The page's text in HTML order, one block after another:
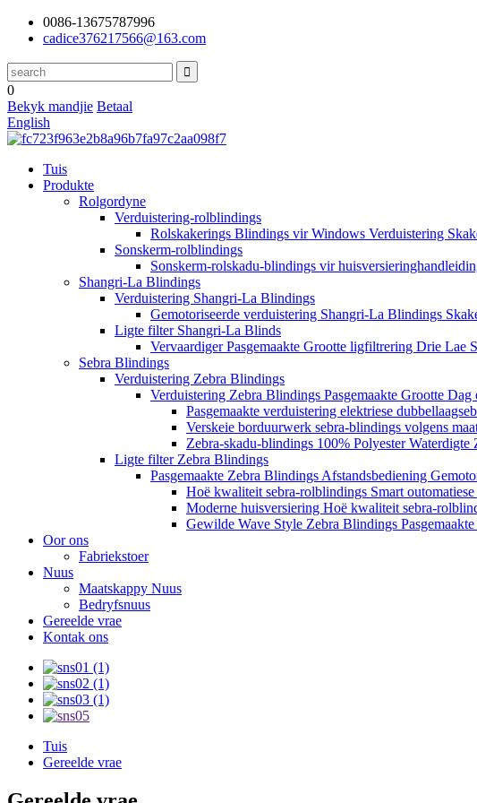
0086-13675787996
cadice376217566@163.com
0
Bekyk mandjie Betaal
English
Tuis
Produkte
Rolgordyne
Verduistering-rolblindings
Rolskakerings Blindings vir Windows Verduistering
Sonskerm-rolblindings
Sonskerm-rolskadu-blindings vir
Shangri-La Blindings
Verduistering Shangri-La Blindings
Gemotoriseerde verduistering Shangri-La Blindings
Ligte filter Shangri-La Blinds
Vervaardiger Pasgemaakte Grootte ligfiltrering Drie
Sebra Blindings
Verduistering Zebra Blindings
Verduistering Zebra Blindings Pasgemaakte Grootte
Pasgemaakte verduistering elektriese
Verskeie borduurwerk sebra-blindings volgens
Zebra-skadu-blindings 100% Polyester
Ligte filter Zebra Blindings
Pasgemaakte Zebra Blindings Afstandsbediening
Hoë kwaliteit sebra-rolblindings Smart
Moderne huisversiering Hoë kwaliteit sebra-
Gewilde Wave Style Zebra Blindings
Oor ons
Fabriekstoer
Nuus
Maatskappy Nuus
Bedryfsnuus
Gereelde vrae
Kontak ons
Tuis
Gereelde vrae